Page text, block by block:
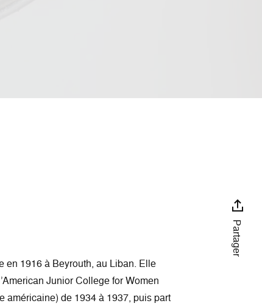
Partager
en 1916 à Beyrouth, au Liban. Elle
Junior College for Women
américaine) de 1934 à 1937, puis part